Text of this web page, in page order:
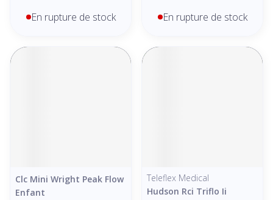
En rupture de stock En rupture de stock
Clc Mini Wright Peak Flow
Enfant
Teleflex Medical
Hudson Rci Triflo Ii